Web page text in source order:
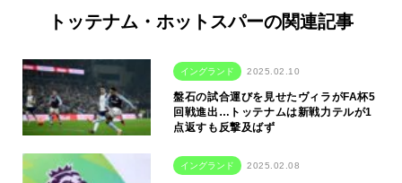
トッテナム・ホットスパーの関連記事
イングランド 2025.02.10
盤石の試合運びを見せたヴィラがFA杯5
回戦進出…トッテナムは新戦力テルが1
点返すも反撃及ばず
イングランド 2025.02.08